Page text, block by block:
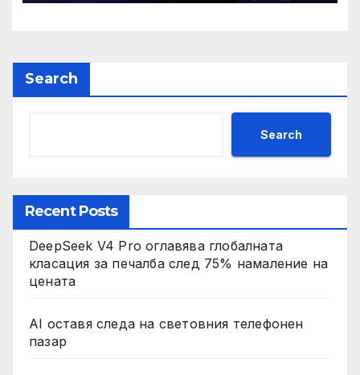
Search
Search
Recent Posts
DeepSeek V4 Pro оглавява глобалната
класация за печалба след 75% намаление на
цената
AI оставя следа на световния телефонен
пазар